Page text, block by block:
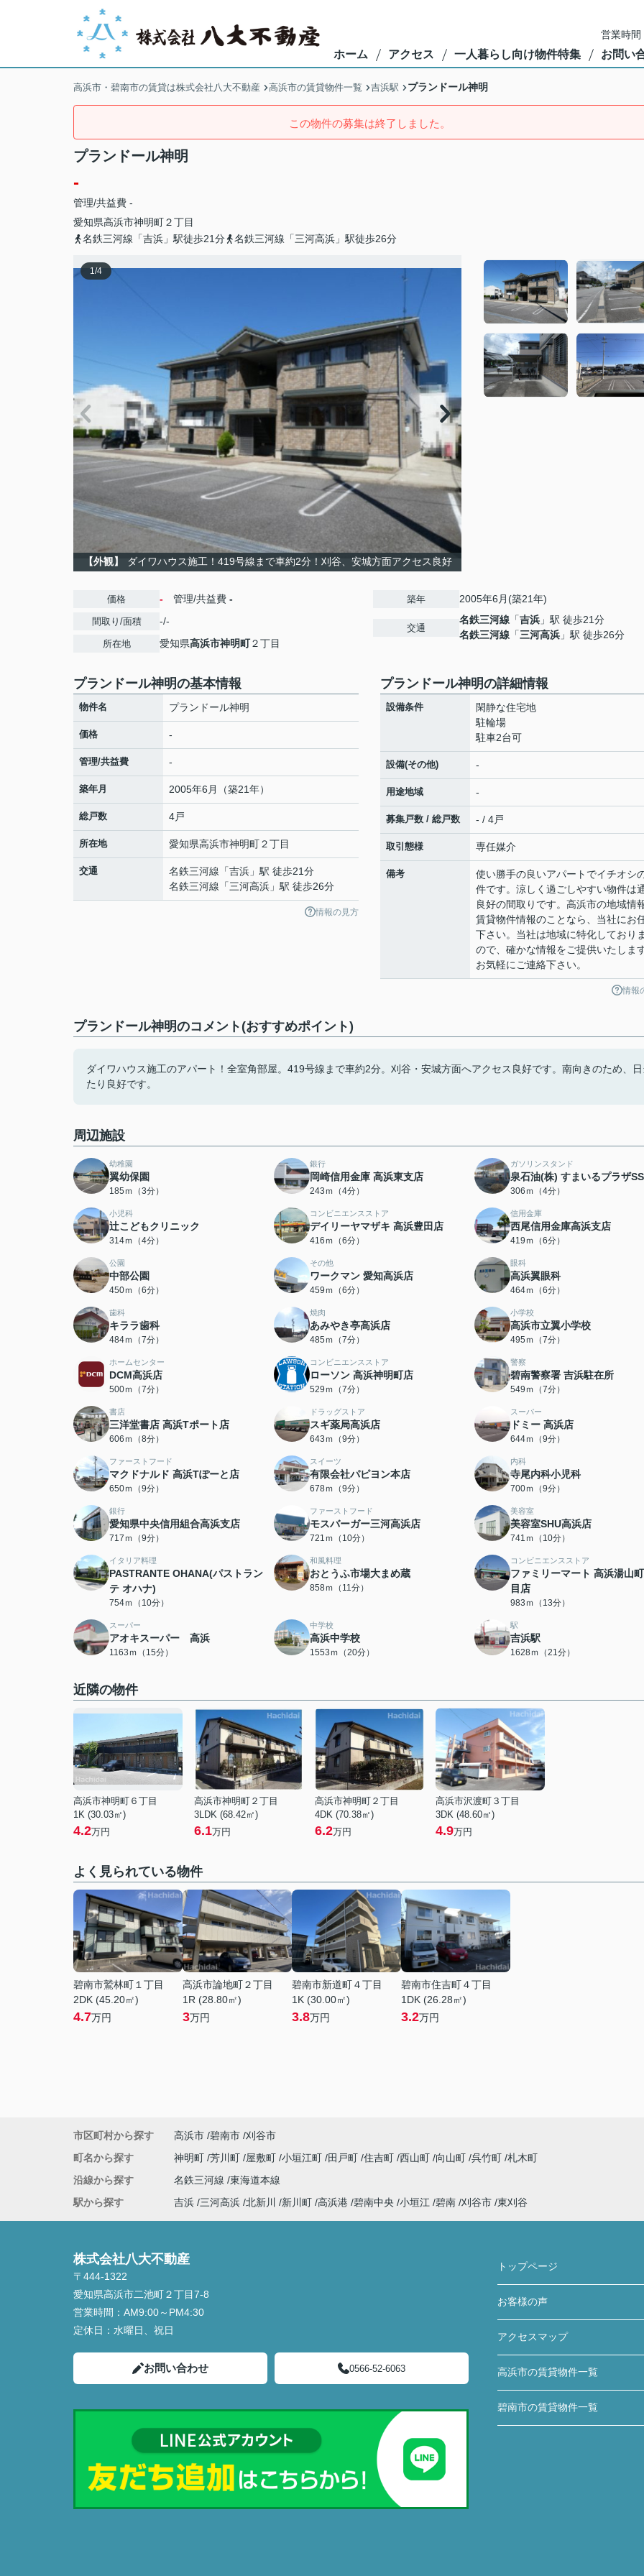
営業時
ホーム アクセス 一人暮らし向け物件特集 お問い
高浜市・碧南市の賃貸は株式会社八大不動産 高浜市の賃貸物件一覧 吉浜駅 プランドール神明
この物件の募集は終了しました。
プランドール神明
-
管理/共益費 -
愛知県高浜市神明町２丁目
名鉄三河線「吉浜」駅徒歩21分
名鉄三河線「三河高浜」駅徒歩26分
1/4
【外観】 ダイワハウス施工！419号線まで車約2分！刈谷、安城方面アクセス良好
価格 - 管理/共益費 -
間取り/面積 -/-
所在地 愛知県高浜市神明町２丁目
築年 2005年6月(築21年)
交通
名鉄三河線 「吉浜 」駅 徒歩21分
名鉄三河線 「三河高浜 」駅 徒歩26分
プランドール神明の基本情報
物件名 プランドール神明
価格 -
管理/共益費 -
築年月 2005年6月（築21年）
総戸数 4戸
所在地 愛知県高浜市神明町２丁目
交通 名鉄三河線 「吉浜 」駅 徒歩21分
名鉄三河線 「三河高浜 」駅 徒歩26分
情報の見方
プランドール神明の詳細情報
設備条件
閑静な住宅地
駐輪場
駐車2台可
設備(その他) -
用途地域 -
募集戸数 / 総戸数 - / 4戸
取引態様 専任媒介
備考
使い勝手の良いアパートでイチオシ
件です。涼しく過ごしやすい物件は
良好の間取りです。高浜市の地域情
賃貸物件情報のことなら、当社にお
下さい。当社は地域に特化しており
ので、確かな情報をご提供いたしま
お気軽にご連絡下さい。
情報
プランドール神明のコメント(おすすめポイント)
ダイワハウス施工のアパート！全室角部屋。419号線まで車約2分。刈谷・安城方面へアクセス良好です。南向きのため、
たり良好です。
周辺施設
幼稚園
翼幼保園
185ｍ（3分）
銀行
岡崎信用金庫 高浜東支店
243ｍ（4分）
ガソリンスタンド
泉石油(株) すまいるプラザSS
306ｍ（4分）
小児科
辻こどもクリニック
314ｍ（4分）
コンビニエンスストア
デイリーヤマザキ 高浜豊田店
416ｍ（6分）
信用金庫
西尾信用金庫高浜支店
419ｍ（6分）
公園
中部公園
450ｍ（6分）
その他
ワークマン 愛知高浜店
459ｍ（6分）
眼科
高浜翼眼科
464ｍ（6分）
歯科
キララ歯科
484ｍ（7分）
焼肉
あみやき亭高浜店
485ｍ（7分）
小学校
高浜市立翼小学校
495ｍ（7分）
ホームセンター
DCM高浜店
500ｍ（7分）
コンビニエンスストア
ローソン 高浜神明町店
529ｍ（7分）
警察
碧南警察署 吉浜駐在所
549ｍ（7分）
書店
三洋堂書店 高浜Tポート店
606ｍ（8分）
ドラッグストア
スギ薬局高浜店
643ｍ（9分）
スーパー
ドミー 高浜店
644ｍ（9分）
ファーストフード
マクドナルド 高浜Tぽーと店
650ｍ（9分）
スイーツ
有限会社パピヨン本店
678ｍ（9分）
内科
寺尾内科小児科
700ｍ（9分）
銀行
愛知県中央信用組合高浜支店
717ｍ（9分）
ファーストフード
モスバーガー三河高浜店
721ｍ（10分）
美容室
美容室SHU高浜店
741ｍ（10分）
イタリア料理
PASTRANTE OHANA(パストラン
テ オハナ)
754ｍ（10分）
和風料理
おとうふ市場大まめ蔵
858ｍ（11分）
コンビニエンスストア
ファミリーマート 高浜湯山
目店
983ｍ（13分）
スーパー
アオキスーパー 高浜
1163ｍ（15分）
中学校
高浜中学校
1553ｍ（20分）
駅
吉浜駅
1628ｍ（21分）
近隣の物件
高浜市神明町６丁目
1K (30.03㎡)
4.2万円
高浜市神明町２丁目
3LDK (68.42㎡)
6.1万円
高浜市神明町２丁目
4DK (70.38㎡)
6.2万円
高浜市沢渡町３丁目
3DK (48.60㎡)
4.9万円
よく見られている物件
碧南市鷲林町１丁目
2DK (45.20㎡)
4.7万円
高浜市論地町２丁目
1R (28.80㎡)
3万円
碧南市新道町４丁目
1K (30.00㎡)
3.8万円
碧南市住吉町４丁目
1DK (26.28㎡)
3.2万円
市区町村から探す 高浜市 碧南市 刈谷市
町名から探す
神明町 芳川町 屋敷町 小垣江町 田戸町 住吉町 西山町 向山町 呉竹町 札木町
沿線から探す
名鉄三河線 東海道本線
駅から探す
吉浜 三河高浜 北新川 新川町 高浜港 碧南中央 小垣江 碧南 刈谷市 東刈谷
株式会社八大不動産
〒444-1322
愛知県高浜市二池町２丁目7-8
営業時間： AM9:00～PM4:30
定休日： 水曜日、祝日
お問い合わせ 0566-52-6063
トップページ
お客様の声
アクセスマップ
高浜市の賃貸物件一覧
碧南市の賃貸物件一覧